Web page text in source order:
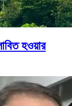
হওয়ার